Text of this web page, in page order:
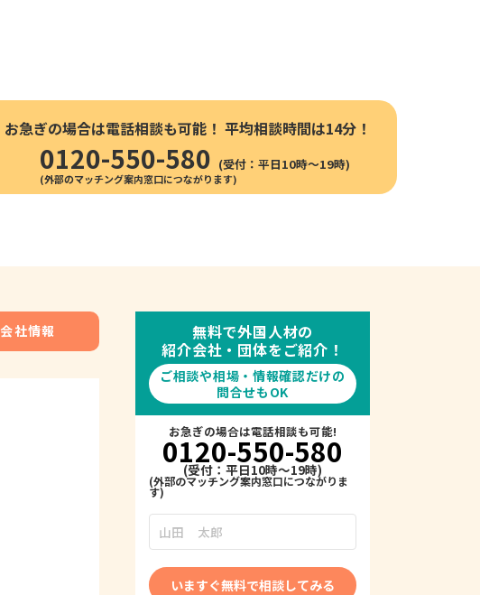
お急ぎの場合は電話相談も可能！ 平均相談時間は14分！
0120-550-580 (受付：平日10時〜19時)
会社情報
無料で外国人材の
紹介会社・団体をご紹介！
ご相談や相場・情報確認だけの
問合せもOK
お急ぎの場合は電話相談も可能!
0120-550-580
(受付：平日10時～19時)
いますぐ無料で相談してみる